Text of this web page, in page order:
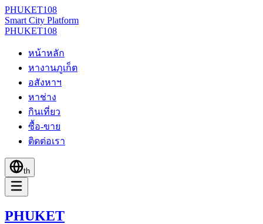
PHUKET108
Smart City Platform
PHUKET108
หน้าหลัก
หางานภูเก็ต
อสังหาฯ
หาช่าง
กินเที่ยว
ซื้อ-ขาย
ติดต่อเรา
th
PHUKET